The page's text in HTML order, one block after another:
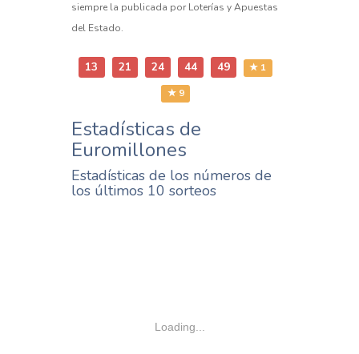
siempre la publicada por Loterías y Apuestas
del Estado.
13 21 24 44 49
★ 1
★ 9
Estadísticas de
Euromillones
Estadísticas de los números de
los últimos 10 sorteos
Loading...